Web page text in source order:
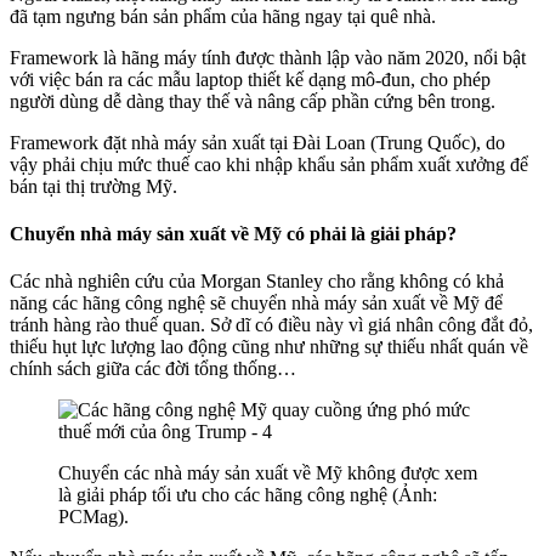
đã tạm ngưng bán sản phẩm của hãng ngay tại quê nhà.
Framework là hãng máy tính được thành lập vào năm 2020, nổi bật
với việc bán ra các mẫu laptop thiết kế dạng mô-đun, cho phép
người dùng dễ dàng thay thế và nâng cấp phần cứng bên trong.
Framework đặt nhà máy sản xuất tại Đài Loan (Trung Quốc), do
vậy phải chịu mức thuế cao khi nhập khẩu sản phẩm xuất xưởng để
bán tại thị trường Mỹ.
Chuyển nhà máy sản xuất về Mỹ có phải là giải pháp?
Các nhà nghiên cứu của Morgan Stanley cho rằng không có khả
năng các hãng công nghệ sẽ chuyển nhà máy sản xuất về Mỹ để
tránh hàng rào thuế quan. Sở dĩ có điều này vì giá nhân công đắt đỏ,
thiếu hụt lực lượng lao động cũng như những sự thiếu nhất quán về
chính sách giữa các đời tổng thống…
Chuyển các nhà máy sản xuất về Mỹ không được xem
là giải pháp tối ưu cho các hãng công nghệ (Ảnh:
PCMag).